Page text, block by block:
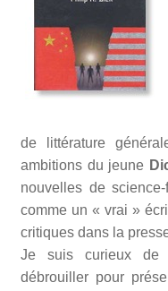
de littérature
ambitions du jeune
nouvelles de
comme un « vrai »
critiques dans la
Je suis curieux de
débrouiller pour